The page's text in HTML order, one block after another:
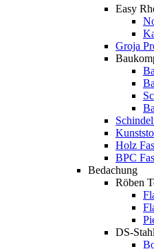
Easy
Groja
Holz
BPC
Bedachung
Röben
DS-